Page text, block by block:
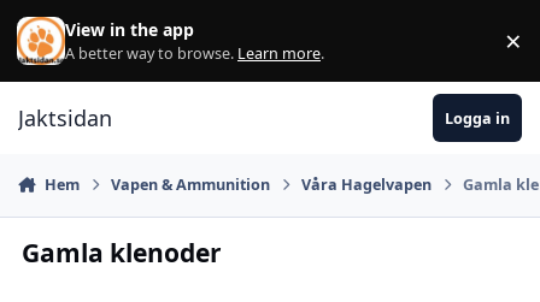
Hoppa till innehåll
View in the app
A better way to browse. Learn more. ×
Jaktsidan Logga in
Hem Vapen & Ammunition Våra Hagelvapen Gamla
Gamla klenoder